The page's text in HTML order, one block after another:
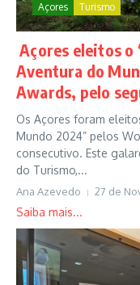
Açores Turismo
Açores eleitos o
Aventura do
Awards, pelo
Os Açores foram
Mundo 2024” pelos
consecutivo. Este
do Turismo,...
Ana Azevedo 27 de
Saiba mais...